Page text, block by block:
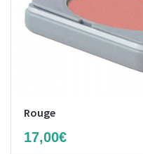
Rouge
17,00€